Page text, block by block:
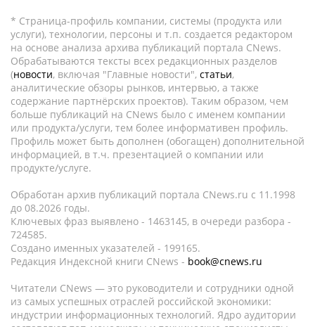
* Страница-профиль компании, системы (продукта или
услуги), технологии, персоны и т.п. создается редактором
на основе анализа архива публикаций портала CNews.
Обрабатываются тексты всех редакционных разделов
(новости, включая "Главные новости", статьи,
аналитические обзоры рынков, интервью, а также
содержание партнёрских проектов). Таким образом, чем
больше публикаций на CNews было с именем компании
или продукта/услуги, тем более информативен профиль.
Профиль может быть дополнен (обогащен) дополнительной
информацией, в т.ч. презентацией о компании или
продукте/услуге.
Обработан архив публикаций портала CNews.ru c 11.1998
до 08.2026 годы.
Ключевых фраз выявлено - 1463145, в очереди разбора -
724585.
Создано именных указателей - 199165.
Редакция Индексной книги CNews - book@cnews.ru
Читатели CNews — это руководители и сотрудники одной
из самых успешных отраслей российской экономики:
индустрии информационных технологий. Ядро аудитории